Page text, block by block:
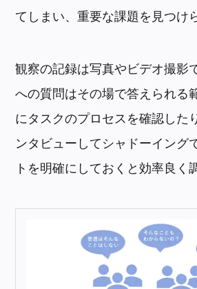
てしまい、重要な課題を見つけ
観察の記録は写真やビデオ撮影
への質問はその場で答えられる
にタスクのプロセスを確認した
ンタビューしてシャドーイング
トを明確にしておくと効率良く